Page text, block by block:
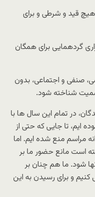
قید و شرطی و برای
گردهمایی برای همگان
صنفی و اجتماعی، بدون
شناخته شود.
در تمام این سال ها با
ایم، تا جایی که حتی از
مراسم منع شده ایم. اما
است مانع حضور ما بر
شود. ما هم چنان بر
و برای رسیدن به این